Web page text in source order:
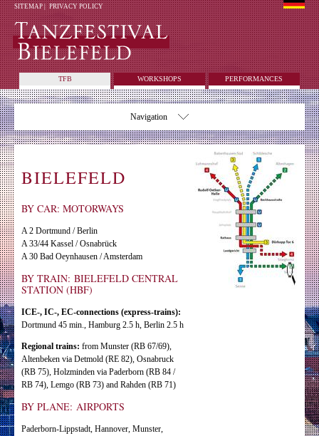
SITEMAP| PRIVACY POLICY
TFB WORKSHOPS PERFORMANCES
Navigation
BIELEFELD
BY CAR: MOTORWAYS
A 2 Dortmund / Berlin
A 33/44 Kassel / Osnabrück
A 30 Bad Oeynhausen / Amsterdam
BY TRAIN: BIELEFELD CENTRAL
STATION (HBF)
ICE-, IC-, EC-connections (express-trains):
Dortmund 45 min., Hamburg 2.5 h, Berlin 2.5 h
Regional trains: from Munster (RB 67/69),
Altenbeken via Detmold (RE 82), Osnabruck
(RB 75), Holzminden via Paderborn (RB 84 /
RB 74), Lemgo (RB 73) and Rahden (RB 71)
BY PLANE: AIRPORTS
Paderborn-Lippstadt, Hannover, Munster,